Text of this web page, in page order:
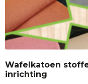
Wafelkatoen
inrichting
meerdere
variaties.
Deze
kan
gekozen